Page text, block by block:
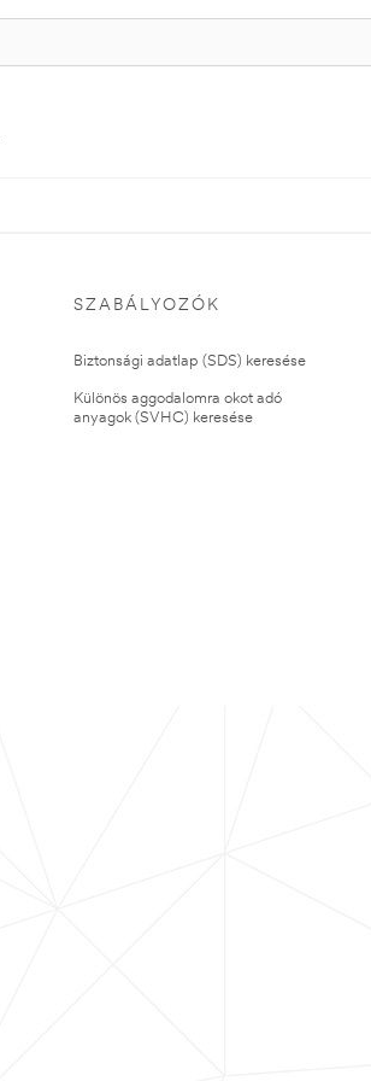
SZABÁLYOZÓK
Biztonsági adatlap (SDS) keresése
Különös aggodalomra okot adó
anyagok (SVHC) keresése